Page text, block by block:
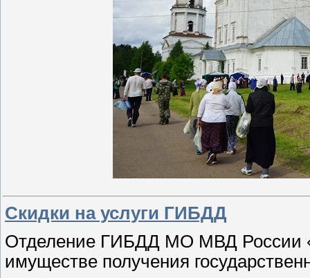
Скидки на услуги ГИБДД
Отделение ГИБДД МО МВД России
имуществе получения